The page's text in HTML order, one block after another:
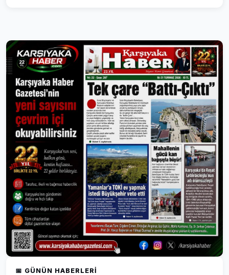
📅 GÜNÜN HABERLERI